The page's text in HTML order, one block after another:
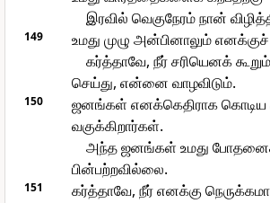
இரவில் வெகுநேரம் நான்
149
உமது முழு அன்பினாலும்
கர்த்தாவே, நீர் சரியெனக்
செய்து, என்னை வாழவிடும்.
150
ஜனங்கள் எனக்கெதிராக கொடிய
வகுக்கிறார்கள்.
அந்த ஜனங்கள் உமது
பின்பற்றவில்லை.
151
கர்த்தாவே, நீர் எனக்கு